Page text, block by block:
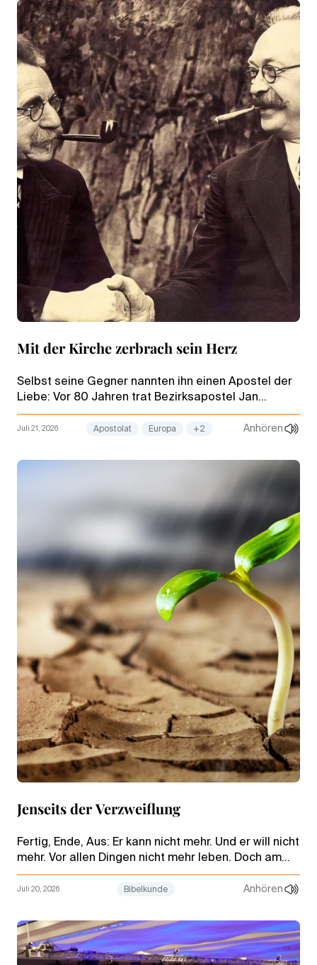
Mit der Kirche zerbrach sein Herz
Selbst seine Gegner nannten ihn einen Apostel der
Liebe: Vor 80 Jahren trat Bezirksapostel Jan
Jochems (Niederlande) in den Ruhestand – nach
Jahren voller Spannungen.
Juli 21, 2026 Apostolat Europa +2 Anhören
Jenseits der Verzweiflung
Fertig, Ende, Aus: Er kann nicht mehr. Und er will nicht
mehr. Vor allen Dingen nicht mehr leben. Doch am
Tiefpunkt seiner Verzweiflung findet Elia seinen Weg
zum Neuanfang: in der Begegnung mit Gott.
Juli 20, 2026 Bibelkunde Anhören